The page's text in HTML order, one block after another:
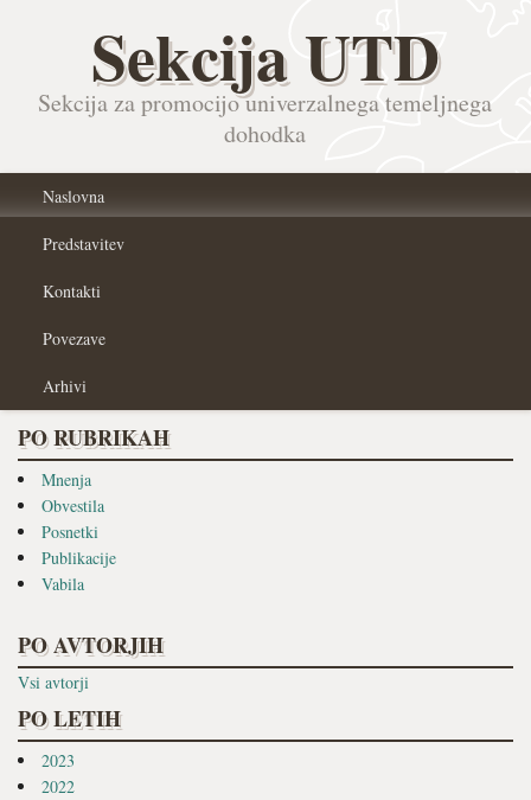
Sekcija UTD
Sekcija za promocijo univerzalnega temeljnega
dohodka
Naslovna
Predstavitev
Kontakti
Povezave
Arhivi
PO RUBRIKAH
Mnenja
Obvestila
Posnetki
Publikacije
Vabila
PO AVTORJIH
Vsi avtorji
PO LETIH
2023
2022